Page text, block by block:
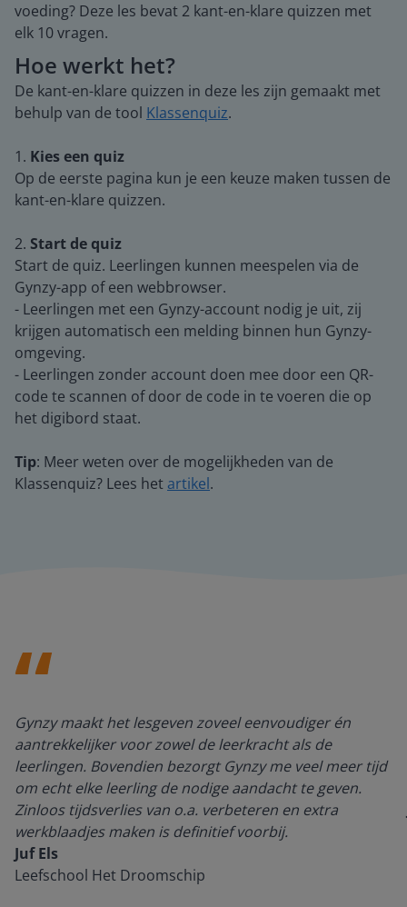
voeding? Deze les bevat 2 kant-en-klare quizzen met
elk 10 vragen.
Hoe werkt het?
De kant-en-klare quizzen in deze les zijn gemaakt met
behulp van de tool Klassenquiz.
1. Kies een quiz
Op de eerste pagina kun je een keuze maken tussen de
kant-en-klare quizzen.
2. Start de quiz
Start de quiz. Leerlingen kunnen meespelen via de
Gynzy-app of een webbrowser.
- Leerlingen met een Gynzy-account nodig je uit, zij
krijgen automatisch een melding binnen hun Gynzy-
omgeving.
- Leerlingen zonder account doen mee door een QR-
code te scannen of door de code in te voeren die op
het digibord staat.
Tip: Meer weten over de mogelijkheden van de
Klassenquiz? Lees het artikel.
Gynzy maakt het lesgeven zoveel eenvoudiger én
aantrekkelijker voor zowel de leerkracht als de
leerlingen. Bovendien bezorgt Gynzy me veel meer tijd
om echt elke leerling de nodige aandacht te geven.
Zinloos tijdsverlies van o.a. verbeteren en extra
werkblaadjes maken is definitief voorbij.
Juf Els
Leefschool Het Droomschip